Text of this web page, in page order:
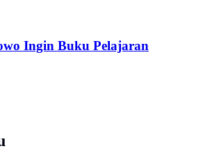
Ingin Buku Pelajaran